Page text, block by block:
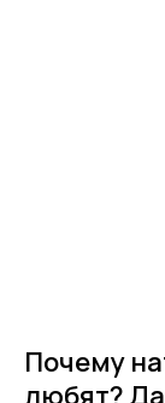
Почему
любят?